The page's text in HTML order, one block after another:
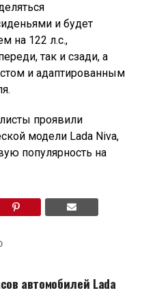
и будет
на 122 л.с.,
так и сзади, а
и адаптированным
проявили
модели Lada Niva,
популярность на
автомобилей Lada